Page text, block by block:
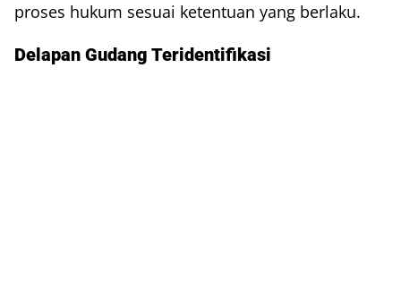
proses hukum sesuai ketentuan yang berlaku.
Delapan Gudang Teridentifikasi